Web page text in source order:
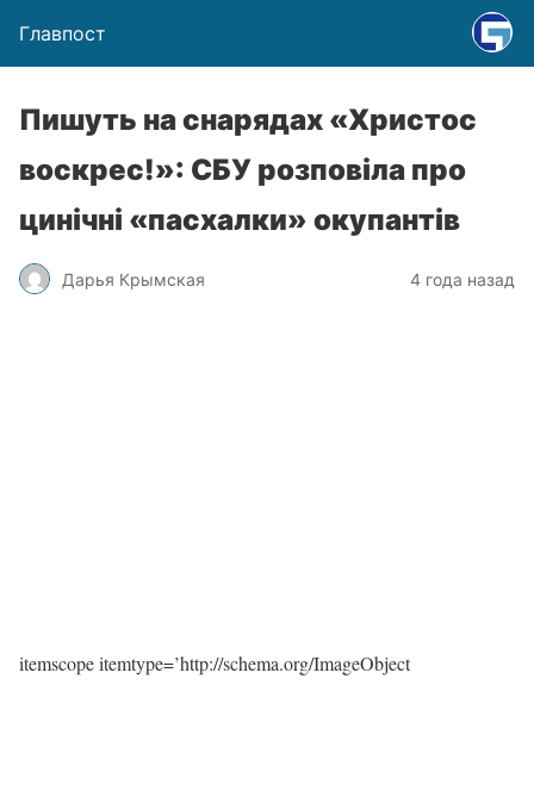
Главпост
Пишуть на снарядах «Христос
воскрес!»: СБУ розповіла про
цинічні «пасхалки» окупантів
Дарья Крымская 4 года назад
itemscope itemtype=’http://schema.org/ImageObject